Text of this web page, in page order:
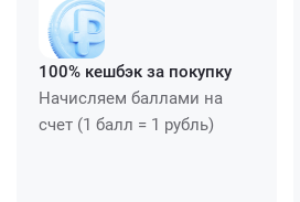
100% кешбэк за покупку
Начисляем баллами на
счет (1 балл = 1 рубль)